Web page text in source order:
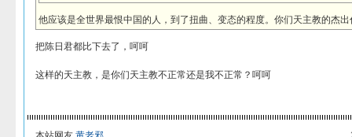
他应该是全世界最恨中国的人，到了扭曲、变态的程度。你们天主教的杰出
把陈日君都比下去了，呵呵
这样的天主教，是你们天主教不正常还是我不正常？呵呵